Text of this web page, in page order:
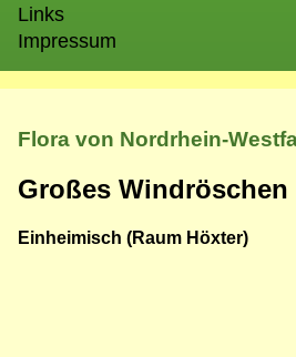
Links
Impressum
Flora von Nordrhein-
Großes Windröschen
Einheimisch (Raum Höxter)